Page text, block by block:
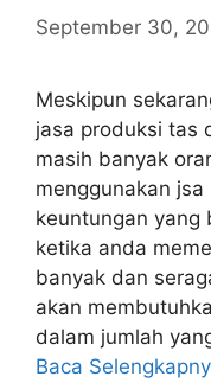
September 30,
Meskipun
jasa produksi tas
masih banyak
menggunakan
keuntungan yang
ketika anda
banyak dan
akan
dalam jumlah
Baca